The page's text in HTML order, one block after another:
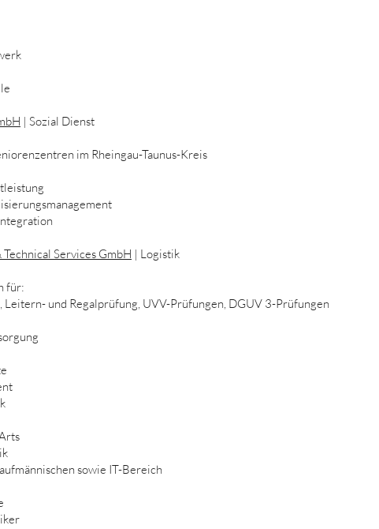
| Sozial Dienst
im Rheingau-Taunus-Kreis
Services GmbH | Logistik
für:
und Regalprüfung, UVV-Prüfungen, DGUV 3-Prüfungen
sowie IT-Bereich